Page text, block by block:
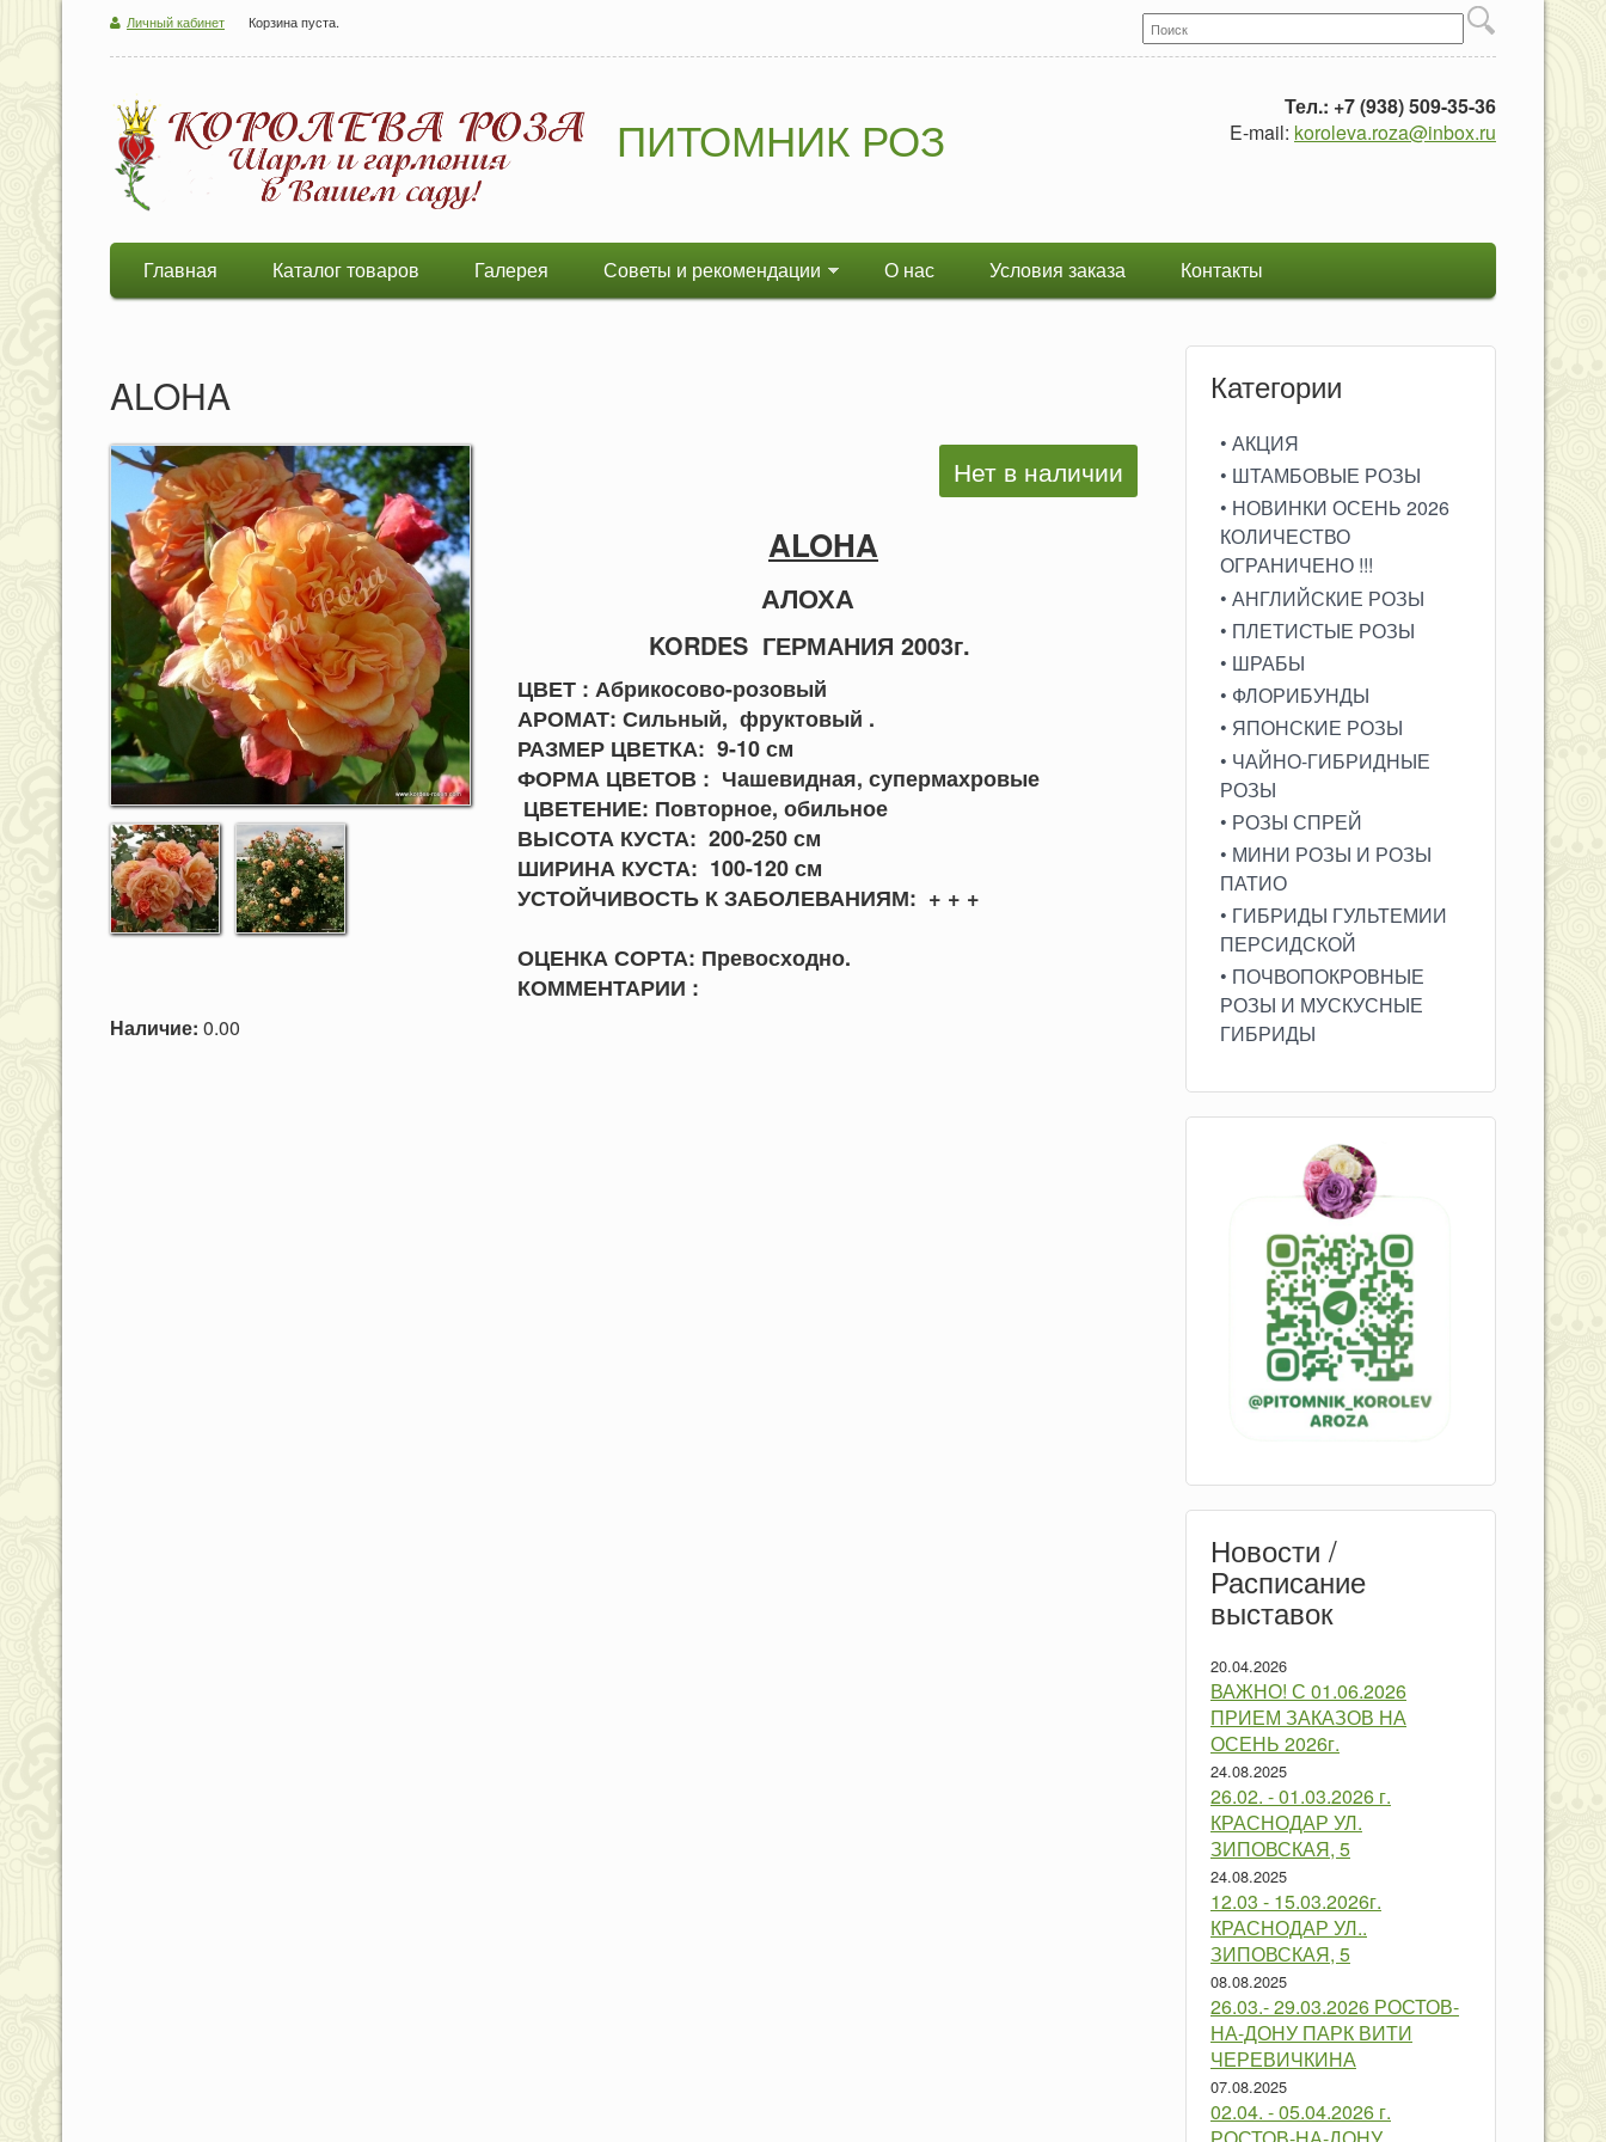
Личный кабинет Корзина пуста.
Форма поиска
Поиск
ПИТОМНИК РОЗ
Тел.: +7 (938) 509-35-36
E-mail: koroleva.roza@inbox.ru
Главная Каталог товаров Галерея Советы и рекомендации О нас Условия заказа Контакты
ALOHA
ALOHA
АЛОХА
KORDES ГЕРМАНИЯ 2003г.
ЦВЕТ : Абрикосово-розовый
АРОМАТ: Сильный, фруктовый .
РАЗМЕР ЦВЕТКА: 9-10 см
ФОРМА ЦВЕТОВ : Чашевидная, супермахровые
ЦВЕТЕНИЕ: Повторное, обильное
ВЫСОТА КУСТА: 200-250 см
ШИРИНА КУСТА: 100-120 см
УСТОЙЧИВОСТЬ К ЗАБОЛЕВАНИЯМ: + + +
ОЦЕНКА СОРТА: Превосходно.
КОММЕНТАРИИ :
Наличие: 0.00
Категории
• АКЦИЯ
• ШТАМБОВЫЕ РОЗЫ
• НОВИНКИ ОСЕНЬ 2026
КОЛИЧЕСТВО
ОГРАНИЧЕНО !!!
• АНГЛИЙСКИЕ РОЗЫ
• ПЛЕТИСТЫЕ РОЗЫ
• ШРАБЫ
• ФЛОРИБУНДЫ
• ЯПОНСКИЕ РОЗЫ
• ЧАЙНО-ГИБРИДНЫЕ
РОЗЫ
• РОЗЫ СПРЕЙ
• МИНИ РОЗЫ И РОЗЫ
ПАТИО
• ГИБРИДЫ ГУЛЬТЕМИИ
ПЕРСИДСКОЙ
• ПОЧВОПОКРОВНЫЕ
РОЗЫ И МУСКУСНЫЕ
ГИБРИДЫ
Новости /
Расписание
выставок
20.04.2026
ВАЖНО! С 01.06.2026
ПРИЕМ ЗАКАЗОВ НА
ОСЕНЬ 2026г.
24.08.2025
26.02. - 01.03.2026 г.
КРАСНОДАР УЛ.
ЗИПОВСКАЯ, 5
24.08.2025
12.03 - 15.03.2026г.
КРАСНОДАР УЛ..
ЗИПОВСКАЯ, 5
08.08.2025
26.03.- 29.03.2026 РОСТОВ-
НА-ДОНУ ПАРК ВИТИ
ЧЕРЕВИЧКИНА
07.08.2025
02.04. - 05.04.2026 г.